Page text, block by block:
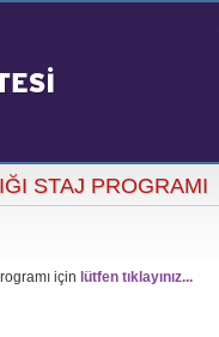
STAJ PROGRAMI
için lütfen tıklayınız...